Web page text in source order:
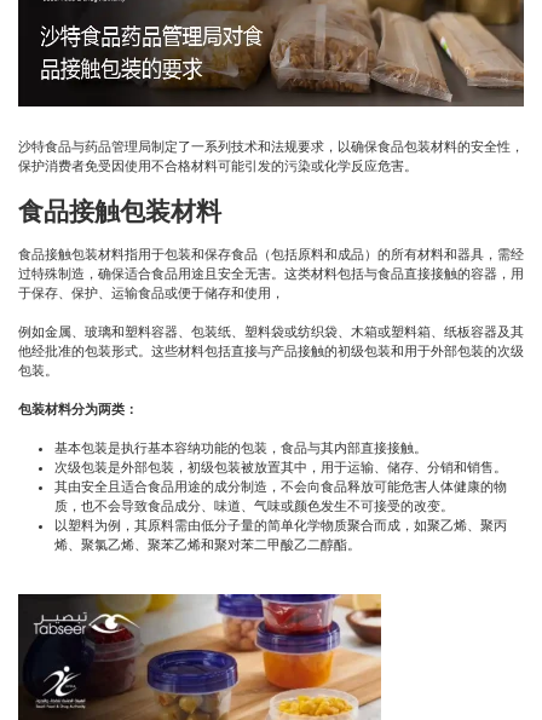
沙特食品与药品管理局制定了一系列技术和法规要求，以确保食品包装材料的安全性，
保护消费者免受因使用不合格材料可能引发的污染或化学反应危害。
食品接触包装材料
食品接触包装材料指用于包装和保存食品（包括原料和成品）的所有材料和器具，需经
过特殊制造，确保适合食品用途且安全无害。这类材料包括与食品直接接触的容器，用
于保存、保护、运输食品或便于储存和使用，
例如金属、玻璃和塑料容器、包装纸、塑料袋或纺织袋、木箱或塑料箱、纸板容器及其
他经批准的包装形式。这些材料包括直接与产品接触的初级包装和用于外部包装的次级
包装。
包装材料分为两类：
基本包装是执行基本容纳功能的包装，食品与其内部直接接触。
次级包装是外部包装，初级包装被放置其中，用于运输、储存、分销和销售。
其由安全且适合食品用途的成分制造，不会向食品释放可能危害人体健康的物
质，也不会导致食品成分、味道、气味或颜色发生不可接受的改变。
以塑料为例，其原料需由低分子量的简单化学物质聚合而成，如聚乙烯、聚丙
烯、聚氯乙烯、聚苯乙烯和聚对苯二甲酸乙二醇酯。